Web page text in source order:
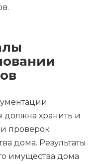
хранить и
проверок
дома. Результаты
имущества дома